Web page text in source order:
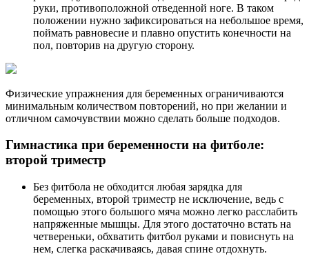
руки, противоположной отведенной ноге. В таком
положении нужно зафиксироваться на небольшое время,
поймать равновесие и плавно опустить конечности на
пол, повторив на другую сторону.
Физические упражнения для беременных ограничиваются
минимальным количеством повторений, но при желании и
отличном самочувствии можно сделать больше подходов.
Гимнастика при беременности на фитболе:
второй триместр
Без фитбола не обходится любая зарядка для
беременных, второй триместр не исключение, ведь с
помощью этого большого мяча можно легко расслабить
напряженные мышцы. Для этого достаточно встать на
четвереньки, обхватить фитбол руками и повиснуть на
нем, слегка раскачиваясь, давая спине отдохнуть.